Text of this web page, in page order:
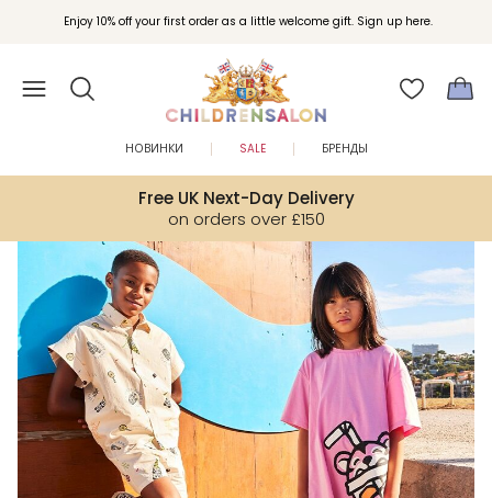
Enjoy 10% off your first order as a little welcome gift. Sign up here.
Вступайте в клуб Бонусы Childrensalon для эксклюзивных привилегий при
покупках.
Free UK Next-Day Delivery
on orders over £150
НОВИНКИ SALE БРЕНДЫ